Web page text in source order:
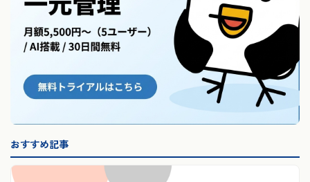
おすすめ記事